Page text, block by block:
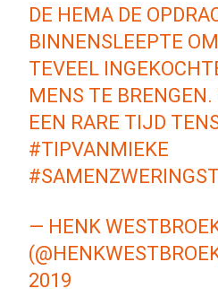
DE HEMA DE
BINNENSLEEPTE
TEVEEL
MENS TE
EEN RARE TIJD
#TIPVANMIEKE
— HENK
2019